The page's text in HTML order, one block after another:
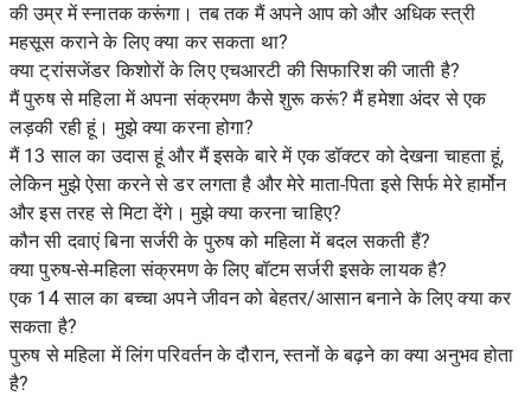
की उम्र में स्नातक करूंगा। तब तक मैं अपने आप को और अधिक स्त्री
महसूस कराने के लिए क्या कर सकता था?
क्या ट्रांसजेंडर किशोरों के लिए एचआरटी की सिफारिश की जाती है?
मैं पुरुष से महिला में अपना संक्रमण कैसे शुरू करूं? मैं हमेशा अंदर से एक
लड़की रही हूं। मुझे क्या करना होगा?
मैं 13 साल का उदास हूं और मैं इसके बारे में एक डॉक्टर को देखना चाहता हूं,
लेकिन मुझे ऐसा करने से डर लगता है और मेरे माता-पिता इसे सिर्फ मेरे हार्मोन
और इस तरह से मिटा देंगे। मुझे क्या करना चाहिए?
कौन सी दवाएं बिना सर्जरी के पुरुष को महिला में बदल सकती हैं?
क्या पुरुष-से-महिला संक्रमण के लिए बॉटम सर्जरी इसके लायक है?
एक 14 साल का बच्चा अपने जीवन को बेहतर/आसान बनाने के लिए क्या कर
सकता है?
पुरुष से महिला में लिंग परिवर्तन के दौरान, स्तनों के बढ़ने का क्या अनुभव होता
है?